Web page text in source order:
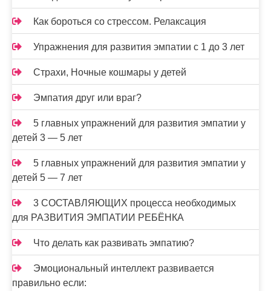
Как бороться со стрессом. Релаксация
Упражнения для развития эмпатии с 1 до 3 лет
Страхи, Ночные кошмары у детей
Эмпатия друг или враг?
5 главных упражнений для развития эмпатии у
детей 3 — 5 лет
5 главных упражнений для развития эмпатии у
детей 5 — 7 лет
3 СОСТАВЛЯЮЩИХ процесса необходимых
для РАЗВИТИЯ ЭМПАТИИ РЕБЁНКА
Что делать как развивать эмпатию?
Эмоциональный интеллект развивается
правильно если: